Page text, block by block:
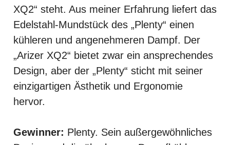
XQ2“ steht. Aus meiner Erfahrung liefert das
Edelstahl-Mundstück des „Plenty“ einen
kühleren und angenehmeren Dampf. Der
„Arizer XQ2“ bietet zwar ein ansprechendes
Design, aber der „Plenty“ sticht mit seiner
einzigartigen Ästhetik und Ergonomie
hervor.
Gewinner: Plenty. Sein außergewöhnliches